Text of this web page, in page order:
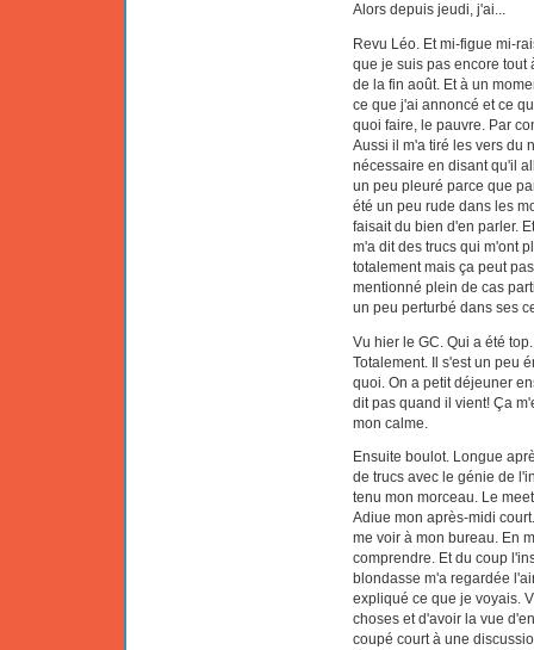
Alors depuis jeudi, j'ai...
Revu Léo. Et mi-figue mi-
que je suis pas encore tout
de la fin août. Et à un
ce que j'ai annoncé et ce
quoi faire, le pauvre. Par
Aussi il m'a tiré les vers du
nécessaire en disant qu'il
un peu pleuré parce que
été un peu rude dans les
faisait du bien d'en parler.
m'a dit des trucs qui m'ont
totalement mais ça peut
mentionné plein de cas
un peu perturbé dans ses
Vu hier le GC. Qui a été
Totalement. Il s'est un peu
quoi. On a petit déjeuner
dit pas quand il vient! Ça
mon calme.
Ensuite boulot. Longue
de trucs avec le génie de
tenu mon morceau. Le
Adiue mon après-midi
me voir à mon bureau. En
comprendre. Et du coup
blondasse m'a regardée
expliqué ce que je voyais.
choses et d'avoir la vue
coupé court à une